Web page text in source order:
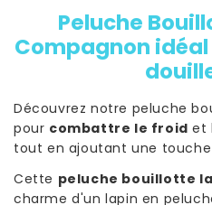
Peluche
Compagnon
Découvrez notre peluche
pour combattre le froid et
tout en ajoutant une touche
Cette peluche bouillotte
charme d'un lapin en